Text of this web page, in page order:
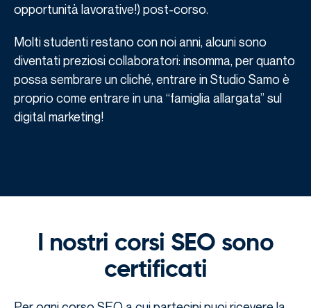
opportunità lavorative!) post-corso.
Molti studenti restano con noi anni, alcuni sono
diventati preziosi collaboratori: insomma, per quanto
possa sembrare un cliché, entrare in Studio Samo è
proprio come entrare in una “famiglia allargata” sul
digital marketing!
I nostri corsi SEO sono
certificati